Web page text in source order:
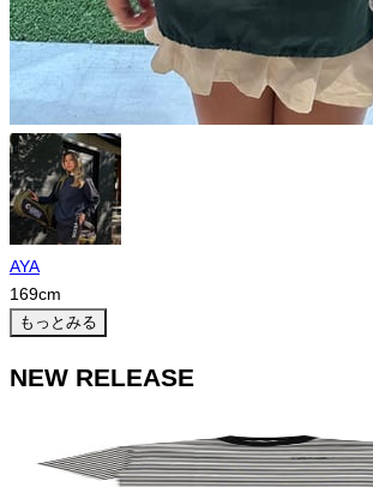
AYA
169cm
もっとみる
NEW RELEASE